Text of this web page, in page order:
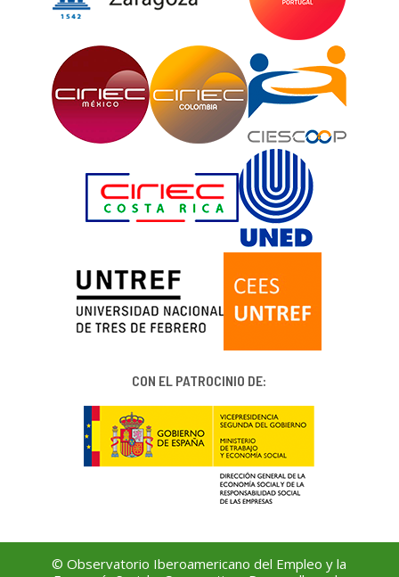
CON EL PATROCINIO DE:
© Observatorio Iberoamericano del Empleo y la